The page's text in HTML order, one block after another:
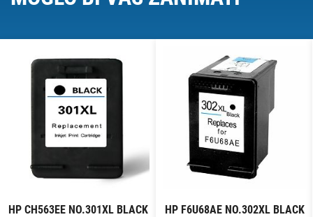
HP CH563EE NO.301XL BLACK
HP F6U68AE NO.302XL BLACK